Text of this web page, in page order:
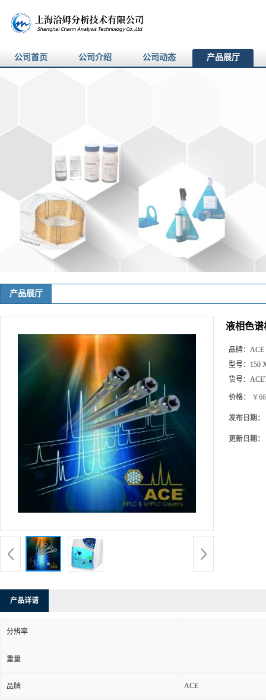
公司首页 公司介绍 公司动态 产品展厅
产品展厅
液相色
品牌： ACE
型号： 150
货号：
价格： ￥
发布日期：
更新日期：
产品详请
分辨率
重量
品牌 ACE